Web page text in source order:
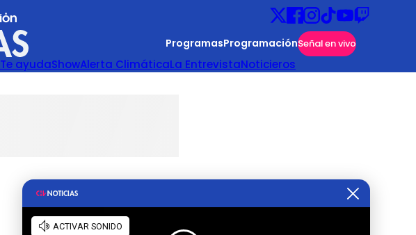
ProgramasProgramaciónSeñal en vivo
Te ayudaShowAlerta ClimáticaLa EntrevistaNoticieros